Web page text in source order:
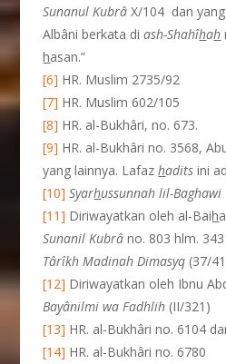
Sunanul Kubrâ X/104 dan
Albâni berkata diash-Shahîhah
hasan.”
[6] HR. Muslim 2735/92
[7] HR. Muslim 602/105
[8] HR. al-Bukhâri, no. 673.
[9] HR. al-Bukhâri no. 3568,
yang lainnya. Lafazhadits ini
[10] Syarhussunnah lil-Baghawi
[11] Diriwayatkan oleh al-Baih
Sunanil Kubrâ no. 803 hlm. 343
Târîkh Madinah Dimasyq (37/
[12] Diriwayatkan oleh Ibnu
Bayânilmi wa Fadhlih (II/321)
[13] HR. al-Bukhâri no. 6104
[14] HR. al-Bukhâri no. 6780